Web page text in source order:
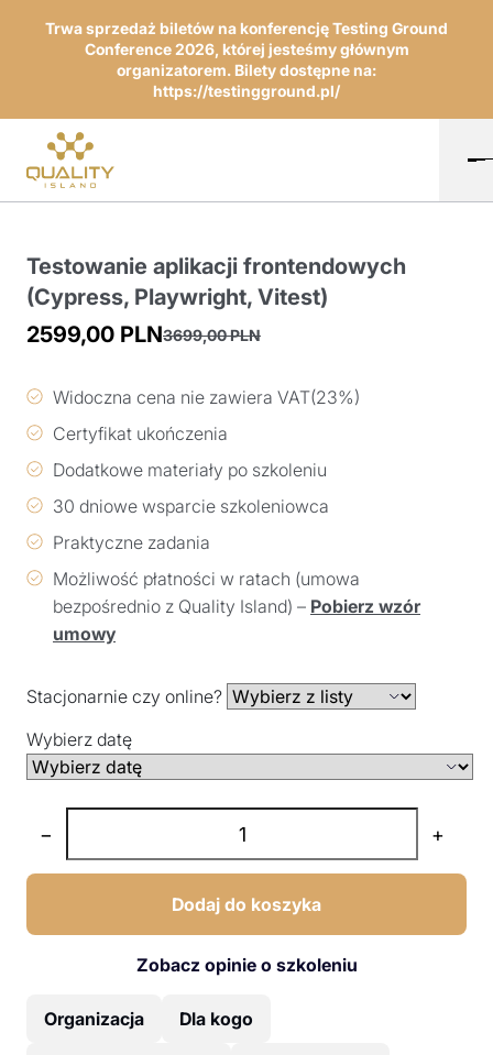
Trwa sprzedaż biletów na konferencję Testing Ground
Conference 2026, której jesteśmy głównym
organizatorem. Bilety dostępne na:
https://testingground.pl/
Testowanie aplikacji frontendowych
(Cypress, Playwright, Vitest)
3699,00PLN
cena
3699,00 PLN.
2599,00 PLN
cena
2599,00 PLN.
Widoczna cena nie zawiera VAT(23%)
Certyfikat ukończenia
Dodatkowe materiały po szkoleniu
30 dniowe wsparcie szkoleniowca
Praktyczne zadania
Możliwość płatności w ratach (umowa
bezpośrednio z Quality Island) – Pobierz wzór
umowy
Stacjonarnie czy online?
Wybierz datę
− +
Dodaj do koszyka
Zobacz opinie o szkoleniu
Organizacja Dla kogo